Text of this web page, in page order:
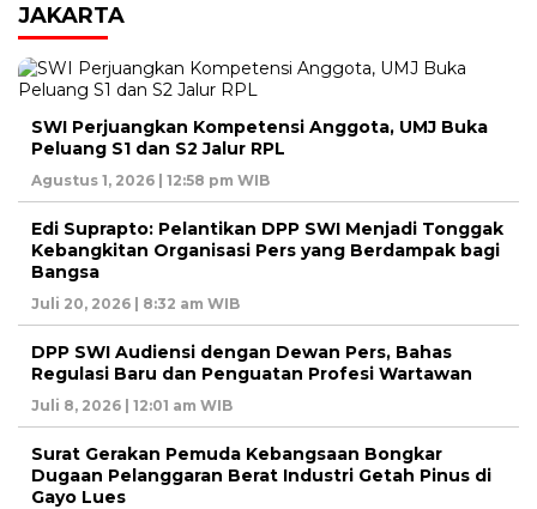
JAKARTA
SWI Perjuangkan Kompetensi Anggota, UMJ Buka
Peluang S1 dan S2 Jalur RPL
Agustus 1, 2026 | 12:58 pm WIB
Edi Suprapto: Pelantikan DPP SWI Menjadi Tonggak
Kebangkitan Organisasi Pers yang Berdampak bagi
Bangsa
Juli 20, 2026 | 8:32 am WIB
DPP SWI Audiensi dengan Dewan Pers, Bahas
Regulasi Baru dan Penguatan Profesi Wartawan
Juli 8, 2026 | 12:01 am WIB
Surat Gerakan Pemuda Kebangsaan Bongkar
Dugaan Pelanggaran Berat Industri Getah Pinus di
Gayo Lues